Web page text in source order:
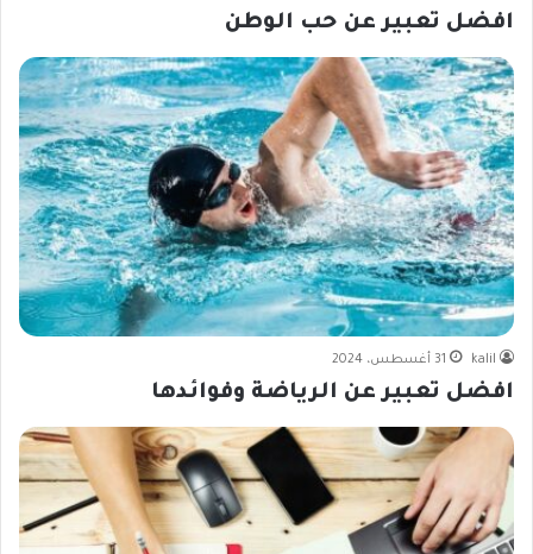
افضل تعبير عن حب الوطن
kalil 31 أغسطس، 2024
افضل تعبير عن الرياضة وفوائدها